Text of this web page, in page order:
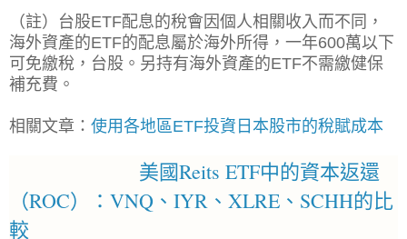
（註）台股ETF配息的稅會因個人相關收入而不同，
海外資產的ETF的配息屬於海外所得，一年600萬以下
可免繳稅，台股。 另持有海外資產的ETF不需繳健保
補充費。
相關文章： 使用各地區ETF投資日本股市的稅賦成本
美國Reits ETF中的資本返還
（ROC）：VNQ、IYR、XLRE、SCHH的比
較